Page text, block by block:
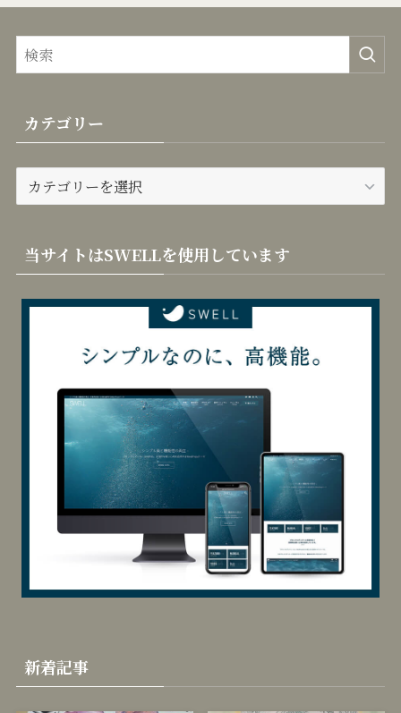
カテゴリー
テ
リ
ー
当サイトはSWELLを使用しています
新着記事